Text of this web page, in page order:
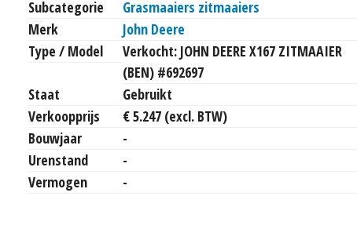
Subcategorie
Grasmaaiers zitmaaiers
Merk
John Deere
Type / Model
Verkocht: JOHN DEERE X167 ZITMAAIER
(BEN) #692697
Staat
Gebruikt
Verkoopprijs
€ 5.247 (excl. BTW)
Bouwjaar
-
Urenstand
-
Vermogen
-